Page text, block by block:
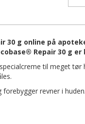
30 g online på
Repair 30 g er
til meget
revner i huden.